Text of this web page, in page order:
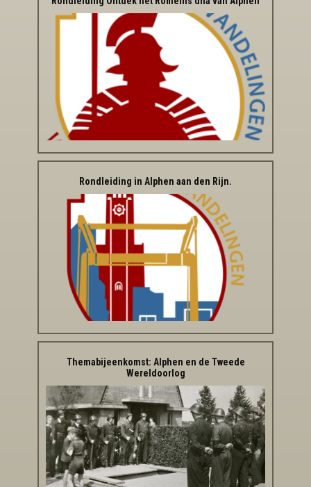
Rondleiding in Alphen aan den Rijn.
Themabijeenkomst: Alphen en de Tweede
Wereldoorlog